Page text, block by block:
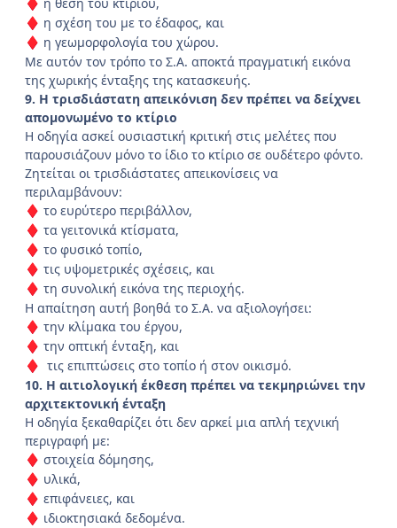
♦ η θέση του κτιρίου,
♦ η σχέση του με το έδαφος, και
♦ η γεωμορφολογία του χώρου.
Με αυτόν τον τρόπο το Σ.Α. αποκτά πραγματική εικόνα
της χωρικής ένταξης της κατασκευής.
9. Η τρισδιάστατη απεικόνιση δεν πρέπει να δείχνει
απομονωμένο το κτίριο
Η οδηγία ασκεί ουσιαστική κριτική στις μελέτες που
παρουσιάζουν μόνο το ίδιο το κτίριο σε ουδέτερο φόντο.
Ζητείται οι τρισδιάστατες απεικονίσεις να
περιλαμβάνουν:
♦ το ευρύτερο περιβάλλον,
♦ τα γειτονικά κτίσματα,
♦ το φυσικό τοπίο,
♦ τις υψομετρικές σχέσεις, και
♦ τη συνολική εικόνα της περιοχής.
Η απαίτηση αυτή βοηθά το Σ.Α. να αξιολογήσει:
♦ την κλίμακα του έργου,
♦ την οπτική ένταξη, και
♦
τις επιπτώσεις στο τοπίο ή στον οικισμό.
10. Η αιτιολογική έκθεση πρέπει να τεκμηριώνει την
αρχιτεκτονική ένταξη
Η οδηγία ξεκαθαρίζει ότι δεν αρκεί μια απλή τεχνική
περιγραφή με:
♦ στοιχεία δόμησης,
♦ υλικά,
♦ επιφάνειες, και
♦ ιδιοκτησιακά δεδομένα.